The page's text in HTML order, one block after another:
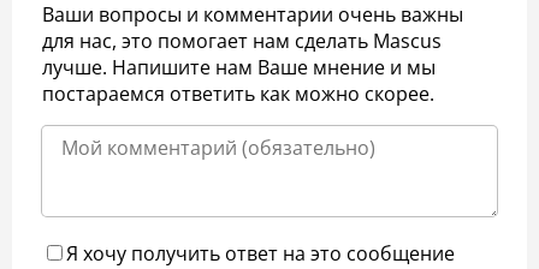
Ваши вопросы и комментарии очень важны
для нас, это помогает нам сделать Mascus
лучше. Напишите нам Ваше мнение и мы
постараемся ответить как можно скорее.
Я хочу получить ответ на это сообщение